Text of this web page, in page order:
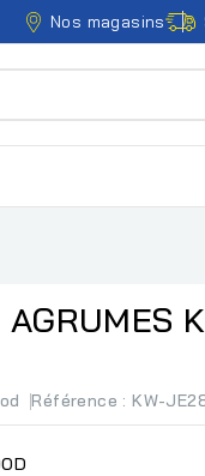
Nos magasins
AGRUMES
Référence : KW-